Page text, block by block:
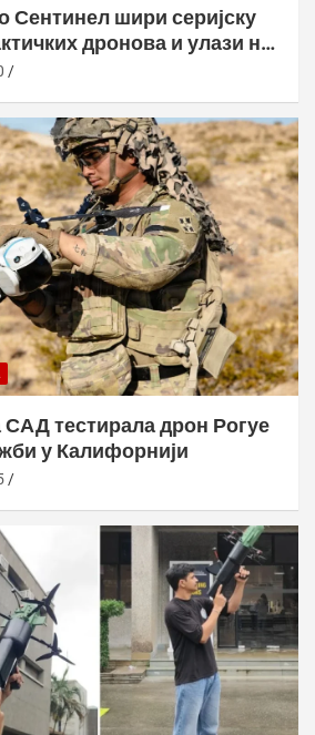
Сентинел шири серијску
дронова и улази на
САД тестирала дрон Рогуе
у Калифорнији